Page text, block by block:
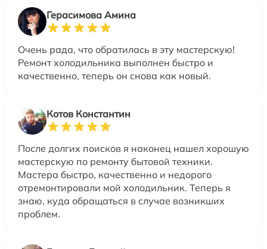
Герасимова Амина
Очень рада, что обратилась в эту мастерскую!
Ремонт холодильника выполнен быстро и
качественно, теперь он снова как новый.
Котов Константин
После долгих поисков я наконец нашел хорошую
мастерскую по ремонту бытовой техники.
Мастера быстро, качественно и недорого
отремонтировали мой холодильник. Теперь я
знаю, куда обращаться в случае возникших
проблем.